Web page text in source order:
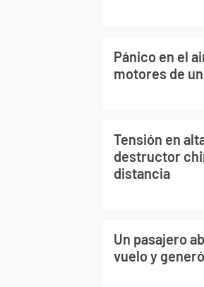
Pánico en el
motores de
Tensión en
destructor
distancia
Un pasajero
vuelo y